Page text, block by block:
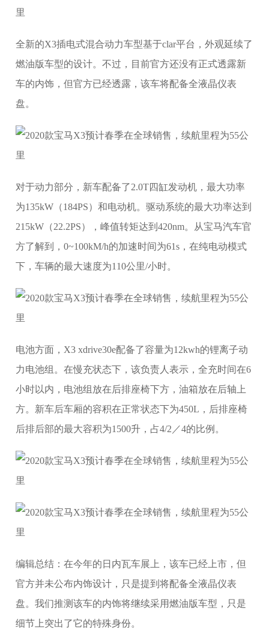
全新的X3插电式混合动力车型基于clar平台，外观延续了
燃油版车型的设计。不过，目前官方还没有正式透露新
车的内饰，但官方已经透露，该车将配备全液晶仪表
盘。
对于动力部分，新车配备了2.0T四缸发动机，最大功率
为135kW（184PS）和电动机。驱动系统的最大功率达到
215kW（22.2PS），峰值转矩达到420nm。从宝马汽车官
方了解到，0~100kM/h的加速时间为61s，在纯电动模式
下，车辆的最大速度为110公里/小时。
电池方面，X3 xdrive30e配备了容量为12kwh的锂离子动
力电池组。在慢充状态下，该负责人表示，全充时间在6
小时以内，电池组放在后排座椅下方，油箱放在后轴上
方。新车后车厢的容积在正常状态下为450L，后排座椅
后排后部的最大容积为1500升，占4/2／4的比例。
编辑总结：在今年的日内瓦车展上，该车已经上市，但
官方并未公布内饰设计，只是提到将配备全液晶仪表
盘。我们推测该车的内饰将继续采用燃油版车型，只是
细节上突出了它的特殊身份。